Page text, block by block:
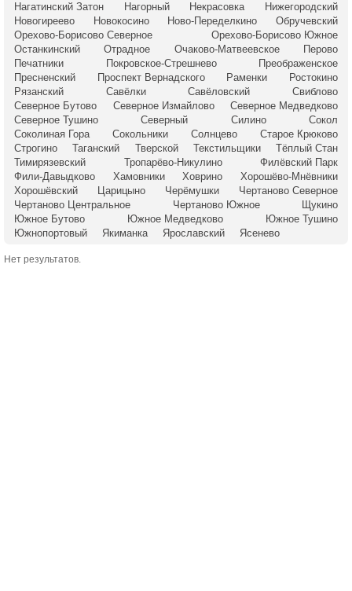
Нагатинский Затон
Нагорный Некрасовка
Нижегородский
Новогиреево
Новокосино Ново-Переделкино
Обручевский
Орехово-Борисово Северное
Орехово-Борисово Южное
Останкинский
Отрадное Очаково-Матвеевское
Перово
Печатники
Покровское-Стрешнево
Преображенское
Пресненский
Проспект Вернадского Раменки
Ростокино
Рязанский
Савёлки Савёловский
Свиблово
Северное Бутово
Северное Измайлово
Северное Медведково
Северное Тушино
Северный Силино
Сокол
Соколиная Гора
Сокольники Солнцево
Старое Крюково
Строгино
Таганский Тверской Текстильщики
Тёплый Стан
Тимирязевский
Тропарёво-Никулино
Филёвский Парк
Фили-Давыдково
Хамовники Ховрино
Хорошёво-Мнёвники
Хорошёвский
Царицыно Черёмушки
Чертаново Северное
Чертаново Центральное
Чертаново Южное
Щукино
Южное Бутово
Южное Медведково
Южное Тушино
Южнопортовый
Якиманка Ярославский Ясенево
Нет результатов.